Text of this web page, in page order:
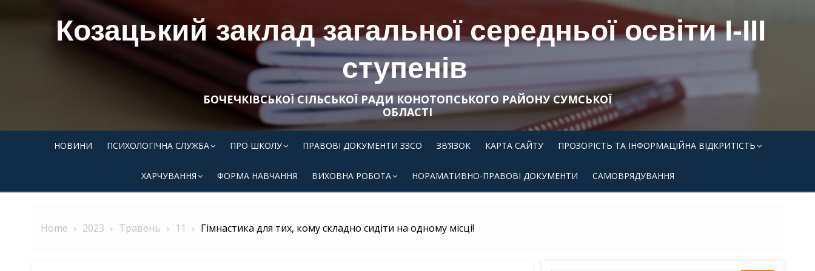
Козацький заклад загальної середньої освіти І-ІІІ
ступенів
БОЧЕЧКІВСЬКОЇ СІЛЬСЬКОЇ РАДИ КОНОТОПСЬКОГО РАЙОНУ СУМСЬКОЇ
ОБЛАСТІ
НОВИНИ ПСИХОЛОГІЧНА СЛУЖБА ПРО ШКОЛУ ПРАВОВІ ДОКУМЕНТИ ЗЗСО ЗВ’ЯЗОК КАРТА САЙТУ ПРОЗОРІСТЬ ТА ІНФОРМАЦІЙНА ВІДКРИТІСТЬ
ХАРЧУВАННЯ ФОРМА НАВЧАННЯ ВИХОВНА РОБОТА НОРАМАТИВНО-ПРАВОВІ ДОКУМЕНТИ САМОВРЯДУВАННЯ
Home 2023 Травень 11 Гімнастика для тих, кому складно сидіти на одному місці!